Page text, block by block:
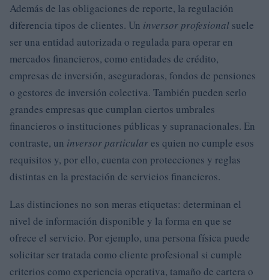
Además de las obligaciones de reporte, la regulación
diferencia tipos de clientes. Un inversor profesional suele
ser una entidad autorizada o regulada para operar en
mercados financieros, como entidades de crédito,
empresas de inversión, aseguradoras, fondos de pensiones
o gestores de inversión colectiva. También pueden serlo
grandes empresas que cumplan ciertos umbrales
financieros o instituciones públicas y supranacionales. En
contraste, un inversor particulares quien no cumple esos
requisitos y, por ello, cuenta con protecciones y reglas
distintas en la prestación de servicios financieros.
Las distinciones no son meras etiquetas: determinan el
nivel de información disponible y la forma en que se
ofrece el servicio. Por ejemplo, una persona física puede
solicitar ser tratada como cliente profesional si cumple
criterios como experiencia operativa, tamaño de cartera o